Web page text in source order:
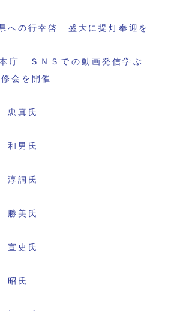
への行幸啓 盛大に提灯奉迎を
庁 ＳＮＳでの動画発信学ぶ
会を開催
忠真氏
和男氏
淳詞氏
勝美氏
宣史氏
昭氏